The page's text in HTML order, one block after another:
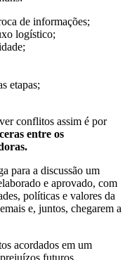
de informações;
logístico;
etapas;
conflitos assim é por
entre os
para a discussão um
e aprovado, com
políticas e valores da
e, juntos, chegarem a
acordados em um
futuros.